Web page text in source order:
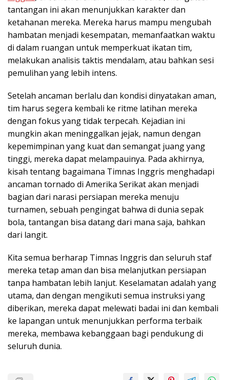
tantangan ini akan menunjukkan karakter dan
ketahanan mereka. Mereka harus mampu mengubah
hambatan menjadi kesempatan, memanfaatkan waktu
di dalam ruangan untuk memperkuat ikatan tim,
melakukan analisis taktis mendalam, atau bahkan sesi
pemulihan yang lebih intens.
Setelah ancaman berlalu dan kondisi dinyatakan aman,
tim harus segera kembali ke ritme latihan mereka
dengan fokus yang tidak terpecah. Kejadian ini
mungkin akan meninggalkan jejak, namun dengan
kepemimpinan yang kuat dan semangat juang yang
tinggi, mereka dapat melampauinya. Pada akhirnya,
kisah tentang bagaimana Timnas Inggris menghadapi
ancaman tornado di Amerika Serikat akan menjadi
bagian dari narasi persiapan mereka menuju
turnamen, sebuah pengingat bahwa di dunia sepak
bola, tantangan bisa datang dari mana saja, bahkan
dari langit.
Kita semua berharap Timnas Inggris dan seluruh staf
mereka tetap aman dan bisa melanjutkan persiapan
tanpa hambatan lebih lanjut. Keselamatan adalah yang
utama, dan dengan mengikuti semua instruksi yang
diberikan, mereka dapat melewati badai ini dan kembali
ke lapangan untuk menunjukkan performa terbaik
mereka, membawa kebanggaan bagi pendukung di
seluruh dunia.